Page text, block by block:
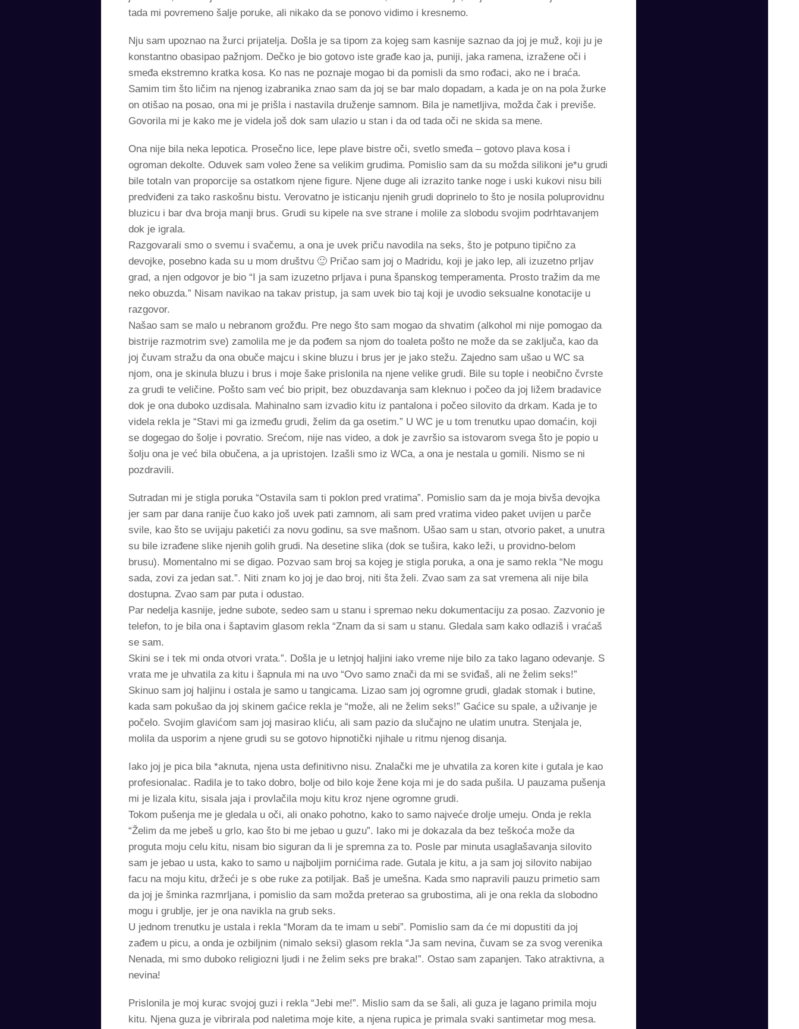
tada mi povremeno šalje poruke, ali nikako da se ponovo vidimo i kresnemo.
Nju sam upoznao na žurci prijatelja. Došla je sa tipom za kojeg sam kasnije saznao da joj je muž, koji ju je
konstantno obasipao pažnjom. Dečko je bio gotovo iste građe kao ja, puniji, jaka ramena, izražene oči i
smeđa ekstremno kratka kosa. Ko nas ne poznaje mogao bi da pomisli da smo rođaci, ako ne i braća.
Samim tim što ličim na njenog izabranika znao sam da joj se bar malo dopadam, a kada je on na pola žurke
on otišao na posao, ona mi je prišla i nastavila druženje samnom. Bila je nametljiva, možda čak i previše.
Govorila mi je kako me je videla još dok sam ulazio u stan i da od tada oči ne skida sa mene.
Ona nije bila neka lepotica. Prosečno lice, lepe plave bistre oči, svetlo smeđa – gotovo plava kosa i
ogroman dekolte. Oduvek sam voleo žene sa velikim grudima. Pomislio sam da su možda silikoni je*u grudi
bile totaln van proporcije sa ostatkom njene figure. Njene duge ali izrazito tanke noge i uski kukovi nisu bili
predviđeni za tako raskošnu bistu. Verovatno je isticanju njenih grudi doprinelo to što je nosila poluprovidnu
bluzicu i bar dva broja manji brus. Grudi su kipele na sve strane i molile za slobodu svojim podrhtavanjem
dok je igrala.
Razgovarali smo o svemu i svačemu, a ona je uvek priču navodila na seks, što je potpuno tipično za
devojke, posebno kada su u mom društvu 🙂 Pričao sam joj o Madridu, koji je jako lep, ali izuzetno prljav
grad, a njen odgovor je bio “I ja sam izuzetno prljava i puna španskog temperamenta. Prosto tražim da me
neko obuzda.” Nisam navikao na takav pristup, ja sam uvek bio taj koji je uvodio seksualne konotacije u
razgovor.
Našao sam se malo u nebranom grožđu. Pre nego što sam mogao da shvatim (alkohol mi nije pomogao da
bistrije razmotrim sve) zamolila me je da pođem sa njom do toaleta pošto ne može da se zaključa, kao da
joj čuvam stražu da ona obuče majcu i skine bluzu i brus jer je jako stežu. Zajedno sam ušao u WC sa
njom, ona je skinula bluzu i brus i moje šake prislonila na njene velike grudi. Bile su tople i neobično čvrste
za grudi te veličine. Pošto sam već bio pripit, bez obuzdavanja sam kleknuo i počeo da joj ližem bradavice
dok je ona duboko uzdisala. Mahinalno sam izvadio kitu iz pantalona i počeo silovito da drkam. Kada je to
videla rekla je “Stavi mi ga između grudi, želim da ga osetim.” U WC je u tom trenutku upao domaćin, koji
se dogegao do šolje i povratio. Srećom, nije nas video, a dok je završio sa istovarom svega što je popio u
šolju ona je već bila obučena, a ja upristojen. Izašli smo iz WCa, a ona je nestala u gomili. Nismo se ni
pozdravili.
Sutradan mi je stigla poruka “Ostavila sam ti poklon pred vratima”. Pomislio sam da je moja bivša devojka
jer sam par dana ranije čuo kako još uvek pati zamnom, ali sam pred vratima video paket uvijen u parče
svile, kao što se uvijaju paketići za novu godinu, sa sve mašnom. Ušao sam u stan, otvorio paket, a unutra
su bile izrađene slike njenih golih grudi. Na desetine slika (dok se tušira, kako leži, u providno-belom
brusu). Momentalno mi se digao. Pozvao sam broj sa kojeg je stigla poruka, a ona je samo rekla “Ne mogu
sada, zovi za jedan sat.”. Niti znam ko joj je dao broj, niti šta želi. Zvao sam za sat vremena ali nije bila
dostupna. Zvao sam par puta i odustao.
Par nedelja kasnije, jedne subote, sedeo sam u stanu i spremao neku dokumentaciju za posao. Zazvonio je
telefon, to je bila ona i šaptavim glasom rekla “Znam da si sam u stanu. Gledala sam kako odlaziš i vraćaš
se sam.
Skini se i tek mi onda otvori vrata.”. Došla je u letnjoj haljini iako vreme nije bilo za tako lagano odevanje. S
vrata me je uhvatila za kitu i šapnula mi na uvo “Ovo samo znači da mi se sviđaš, ali ne želim seks!”
Skinuo sam joj haljinu i ostala je samo u tangicama. Lizao sam joj ogromne grudi, gladak stomak i butine,
kada sam pokušao da joj skinem gaćice rekla je “može, ali ne želim seks!” Gaćice su spale, a uživanje je
počelo. Svojim glavićom sam joj masirao kliću, ali sam pazio da slučajno ne ulatim unutra. Stenjala je,
molila da usporim a njene grudi su se gotovo hipnotički njihale u ritmu njenog disanja.
Iako joj je pica bila *aknuta, njena usta definitivno nisu. Znalački me je uhvatila za koren kite i gutala je kao
profesionalac. Radila je to tako dobro, bolje od bilo koje žene koja mi je do sada pušila. U pauzama pušenja
mi je lizala kitu, sisala jaja i provlačila moju kitu kroz njene ogromne grudi.
Tokom pušenja me je gledala u oči, ali onako pohotno, kako to samo najveće drolje umeju. Onda je rekla
“Želim da me jebeš u grlo, kao što bi me jebao u guzu”. Iako mi je dokazala da bez teškoća može da
proguta moju celu kitu, nisam bio siguran da li je spremna za to. Posle par minuta usaglašavanja silovito
sam je jebao u usta, kako to samo u najboljim pornićima rade. Gutala je kitu, a ja sam joj silovito nabijao
facu na moju kitu, držeći je s obe ruke za potiljak. Baš je umešna. Kada smo napravili pauzu primetio sam
da joj je šminka razmrljana, i pomislio da sam možda preterao sa grubostima, ali je ona rekla da slobodno
mogu i grublje, jer je ona navikla na grub seks.
U jednom trenutku je ustala i rekla “Moram da te imam u sebi”. Pomislio sam da će mi dopustiti da joj
zađem u picu, a onda je ozbiljnim (nimalo seksi) glasom rekla “Ja sam nevina, čuvam se za svog verenika
Nenada, mi smo duboko religiozni ljudi i ne želim seks pre braka!”. Ostao sam zapanjen. Tako atraktivna, a
nevina!
Prislonila je moj kurac svojoj guzi i rekla “Jebi me!”. Mislio sam da se šali, ali guza je lagano primila moju
kitu. Njena guza je vibrirala pod naletima moje kite, a njena rupica je primala svaki santimetar mog mesa.